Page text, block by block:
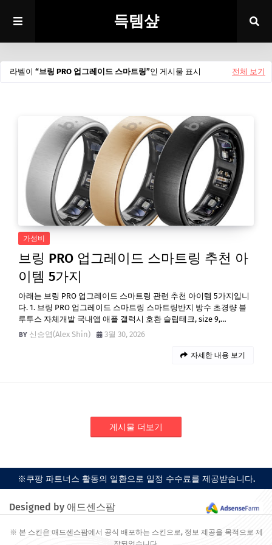
득템샾
라벨이 브링 PRO 업그레이드 스마트링 인 게시물 표시 전체 보기
가성비
브링 PRO 업그레이드 스마트링 추천 아
이템 5가지
아래는 브링 PRO 업그레이드 스마트링 관련 추천 아이템 5가지입니
다. 1. 브링 PRO 업그레이드 스마트링 스마트링반지 방수 초경량 블
루투스 자체개발 국내앱 애플 갤럭시 호환 슬립테크, size 9,…
신승엽(Alex Shin)
3월 30, 2026
자세한 내용 보기
게시물 더보기
※쿠팡 파트너스 활동의 일환으로 일정 수수료를 제공받습니다.
Designed by 애드센스팜
※ 본 스킨은 애드센스팜에서 공식 배포하는 스킨으로, 정보 제공을 목적으로 제